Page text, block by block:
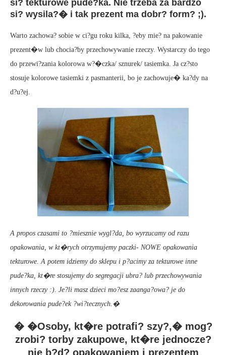
si? tekturowe pude?ka. Nie trzeba za bardzo
si? wysila?� i tak prezent ma dobr? form? ;).
Warto zachowa? sobie w ci?gu roku kilka, ?eby mie? na pakowanie
prezent�w lub chocia?by przechowywanie rzeczy. Wystarczy do tego
do przewi?zania kolorowa w?�czka/ sznurek/ tasiemka. Ja cz?sto
stosuje kolorowe tasiemki z pasmanterii, bo je zachowuje� ka?dy na
d?u?ej.
A propos czasami to ?miesznie wygl?da, bo wyrzucamy od razu
opakowania, w kt�rych otrzymujemy paczki- NOWE opakowania
tekturowe. A potem idziemy do sklepu i p?acimy za tekturowe inne
pude?ka, kt�re stosujemy do segregacji ubra? lub przechowywania
innych rzeczy :). Je?li masz dzieci mo?esz zaanga?owa? je do
dekorowania pude?ek ?wi?tecznych.�
� �Osoby, kt�re potrafi? szy?,� mog?
zrobi? torby zakupowe, kt�re jednocze?
nie b?d? opakowaniem i prezentem